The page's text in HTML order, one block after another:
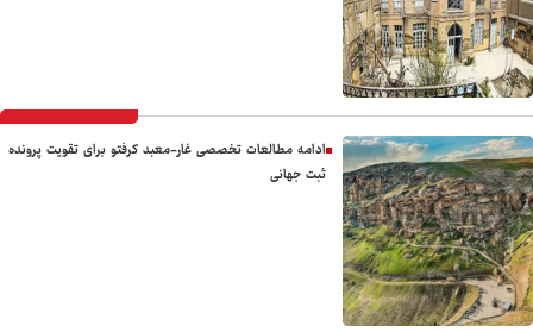
ادامه مطالعات تخصصی غار-معبد کرفتو برای تقویت پرونده
ثبت جهانی